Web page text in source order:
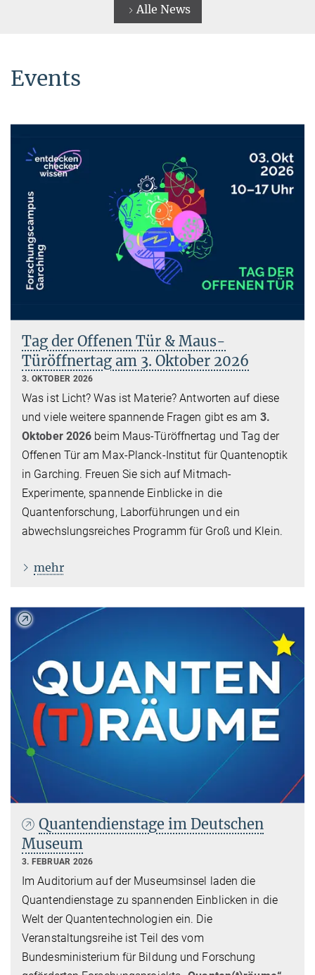
Alle News
Events
Tag der Offenen Tür & Maus-
Türöffnertag am 3. Oktober 2026
3. OKTOBER 2026
Was ist Licht? Was ist Materie? Antworten auf diese
und viele weitere spannende Fragen gibt es am 3.
Oktober 2026 beim Maus-Türöffnertag und Tag der
Offenen Tür am Max-Planck-Institut für Quantenoptik
in Garching. Freuen Sie sich auf Mitmach-
Experimente, spannende Einblicke in die
Quantenforschung, Laborführungen und ein
abwechslungsreiches Programm für Groß und Klein.
mehr
Quantendienstage im Deutschen
Museum
3. FEBRUAR 2026
Im Auditorium auf der Museumsinsel laden die
Quantendienstage zu spannenden Einblicken in die
Welt der Quantentechnologien ein. Die
Veranstaltungsreihe ist Teil des vom
Bundesministerium für Bildung und Forschung